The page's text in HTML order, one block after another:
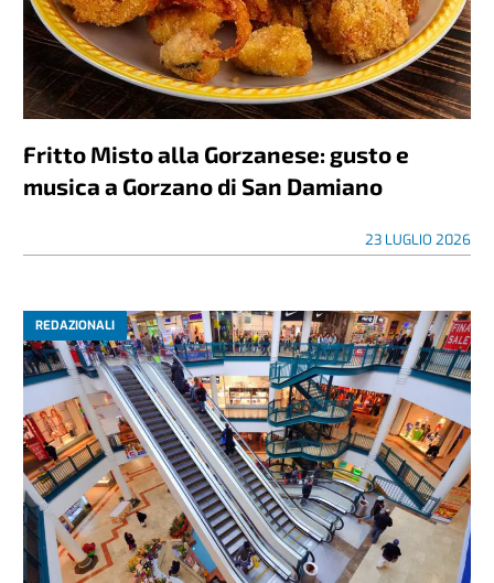
Fritto Misto alla Gorzanese: gusto e
musica a Gorzano di San Damiano
23 LUGLIO 2026
REDAZIONALI